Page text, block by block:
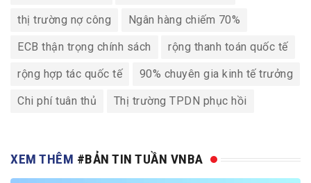
thị trường nợ công Ngân hàng chiếm 70%
ECB thận trọng chính sách rộng thanh toán quốc tế
rộng hợp tác quốc tế 90% chuyên gia kinh tế trưởng
Chi phí tuân thủ Thị trường TPDN phục hồi
XEM THÊM #BẢN TIN TUẦN VNBA